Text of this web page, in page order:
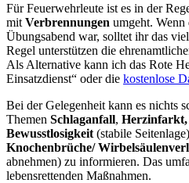
Für Feuerwehrleute ist es in der
mit Verbrennungen umgeht. Wenn
Übungsabend war, solltet ihr das
Regel unterstützen die
Als Alternative kann ich das Rote
Einsatzdienst“ oder die kostenlose
Bei der Gelegenheit kann es nichts
Themen Schlaganfall, Herzinfarkt,
Bewusstlosigkeit (stabile
Knochenbrüche/
abnehmen) zu informieren. Das
lebensrettenden Maßnahmen.